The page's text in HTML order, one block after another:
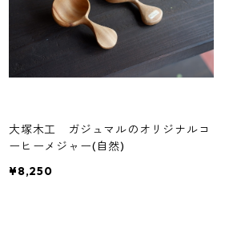
大塚木工 ガジュマルのオリジナルコ
ーヒーメジャー(自然)
¥8,250